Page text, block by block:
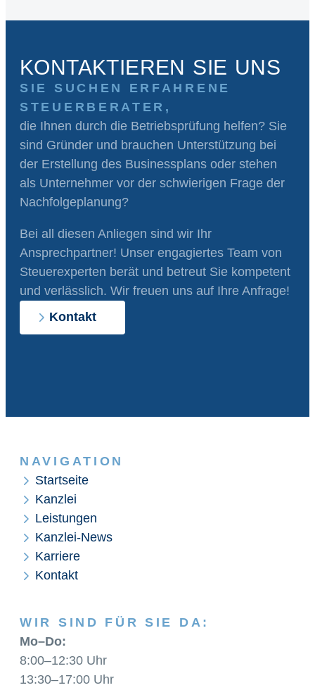
KONTAKTIEREN SIE UNS
SIE SUCHEN ERFAHRENE
STEUERBERATER,
die Ihnen durch die Betriebsprüfung helfen? Sie
sind Gründer und brauchen Unterstützung bei
der Erstellung des Businessplans oder stehen
als Unternehmer vor der schwierigen Frage der
Nachfolgeplanung?
Bei all diesen Anliegen sind wir Ihr
Ansprechpartner! Unser engagiertes Team von
Steuerexperten berät und betreut Sie kompetent
und verlässlich. Wir freuen uns auf Ihre Anfrage!
Kontakt
NAVIGATION
Startseite
Kanzlei
Leistungen
Kanzlei-News
Karriere
Kontakt
WIR SIND FÜR SIE DA:
Mo–Do:
8:00–12:30 Uhr
13:30–17:00 Uhr